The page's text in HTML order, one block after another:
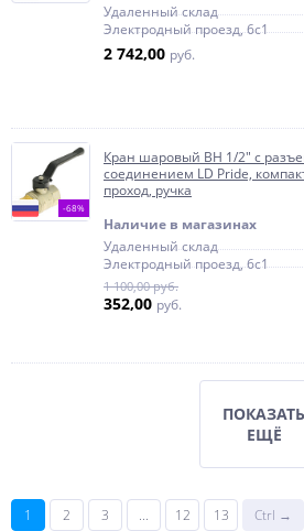
Удаленный склад
Электродный проезд, 6с1
2 742,00 руб.
-68%
Кран шаровый ВН 1/2" с
соединением LD Pride,
проход, ручка
Наличие в магазинах
Удаленный склад
Электродный проезд, 6с1
1 100,00 руб.
352,00 руб.
ПОКАЗАТЬ
ЕЩЁ
1 2 3 ... 12 13 Ctrl →